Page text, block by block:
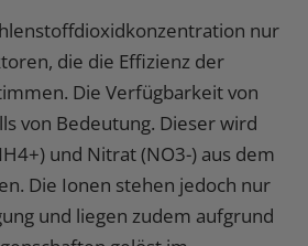
nur
die die Effizienz der
Die Verfügbarkeit von
von Bedeutung. Dieser wird
und Nitrat (NO3-) aus dem
Die Ionen stehen jedoch nur
und liegen zudem aufgrund